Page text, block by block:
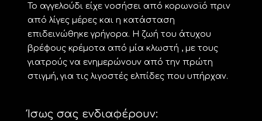
Το αγγελούδι είχε νοσήσει από κορωνοϊό πριν
από λίγες μέρες και η κατάσταση
επιδεινώθηκε γρήγορα. Η ζωή του άτυχου
βρέφους κρέμοτα από μία κλωστή , με τους
γιατρούς να ενημερώνουν από την πρώτη
στιγμή, για τις λιγοστές ελπίδες που υπήρχαν.
Ίσως σας ενδιαφέρουν: